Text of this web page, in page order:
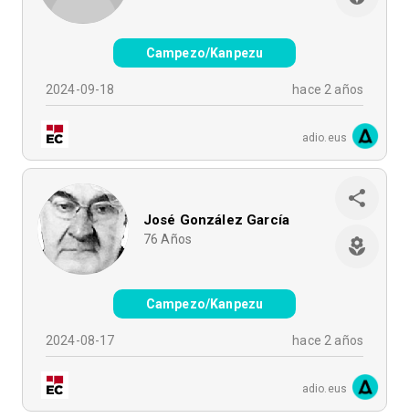
Campezo/Kanpezu
2024-09-18 hace 2 años
adio.eus
José González García
76 Años
Campezo/Kanpezu
2024-08-17 hace 2 años
adio.eus